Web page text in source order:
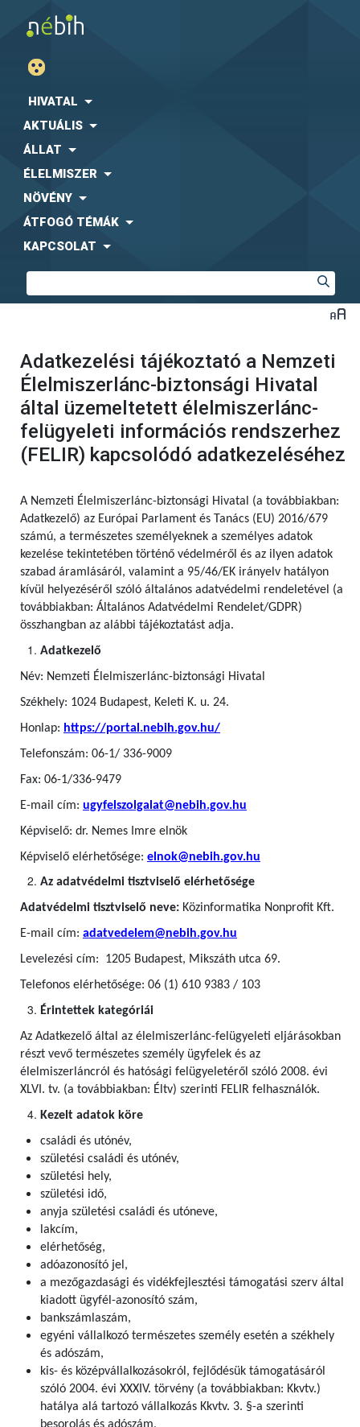
HIVATAL
AKTUÁLIS
ÁLLAT
ÉLELMISZER
NÖVÉNY
ÁTFOGÓ TÉMÁK
KAPCSOLAT
Adatkezelési tájékoztató a Nemzeti
Élelmiszerlánc-biztonsági Hivatal
által üzemeltetett élelmiszerlánc-
felügyeleti információs rendszerhez
(FELIR) kapcsolódó adatkezeléséhez
A Nemzeti Élelmiszerlánc-biztonsági Hivatal (a továbbiakban:
Adatkezelő) az Európai Parlament és Tanács (EU) 2016/679
számú, a természetes személyeknek a személyes adatok
kezelése tekintetében történő védelméről és az ilyen adatok
szabad áramlásáról, valamint a 95/46/EK irányelv hatályon
kívül helyezéséről szóló általános adatvédelmi rendeletével (a
továbbiakban: Általános Adatvédelmi Rendelet/GDPR)
összhangban az alábbi tájékoztatást adja.
Adatkezelő
Név: Nemzeti Élelmiszerlánc-biztonsági Hivatal
Székhely: 1024 Budapest, Keleti K. u. 24.
Honlap: https://portal.nebih.gov.hu/
Telefonszám: 06-1/ 336-9009
Fax: 06-1/336-9479
E-mail cím: ugyfelszolgalat@nebih.gov.hu
Képviselő: dr. Nemes Imre elnök
Képviselő elérhetősége: elnok@nebih.gov.hu
Az adatvédelmi tisztviselő elérhetősége
Adatvédelmi tisztviselő neve: Közinformatika Nonprofit Kft.
E-mail cím: adatvedelem@nebih.gov.hu
Levelezési cím: 1205 Budapest, Mikszáth utca 69.
Telefonos elérhetősége: 06 (1) 610 9383 / 103
Érintettek kategóriái
Az Adatkezelő által az élelmiszerlánc-felügyeleti eljárásokban
részt vevő természetes személy ügyfelek és az
élelmiszerláncról és hatósági felügyeletéről szóló 2008. évi
XLVI. tv. (a továbbiakban: Éltv) szerinti FELIR felhasználók.
Kezelt adatok köre
családi és utónév,
születési családi és utónév,
születési hely,
születési idő,
anyja születési családi és utóneve,
lakcím,
elérhetőség,
adóazonosító jel,
a mezőgazdasági és vidékfejlesztési támogatási szerv által
kiadott ügyfél-azonosító szám,
bankszámlaszám,
egyéni vállalkozó természetes személy esetén a székhely
és adószám,
kis- és középvállalkozásokról, fejlődésük támogatásáról
szóló 2004. évi XXXIV. törvény (a továbbiakban: Kkvtv.)
hatálya alá tartozó vállalkozás Kkvtv. 3. §-a szerinti